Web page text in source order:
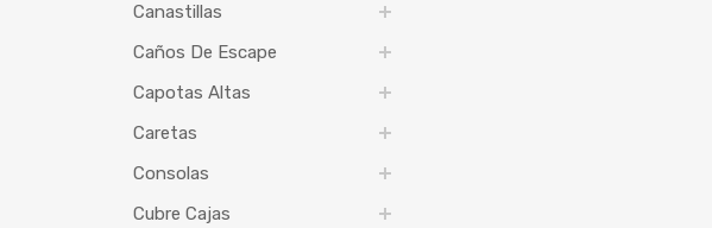
Canastillas
Caños De Escape
Capotas Altas
Caretas
Consolas
Cubre Cajas